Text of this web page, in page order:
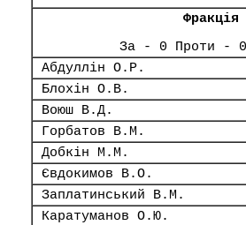
За - 0 Проти - 0
Абдуллін О.Р.
Блохін О.В.
Воюш В.Д.
Горбатов В.М.
Добкін М.М.
Євдокимов В.О.
Заплатинський В.М.
Каратуманов О.Ю.